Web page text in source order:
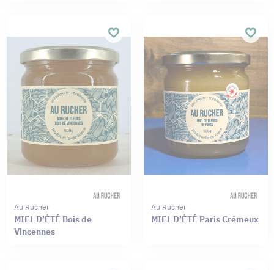
Au Rucher
MIEL D’ÉTÉ Bois de
Vincennes
Au Rucher
MIEL D’ÉTÉ Paris Crémeux